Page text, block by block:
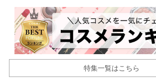
特集一覧はこちら